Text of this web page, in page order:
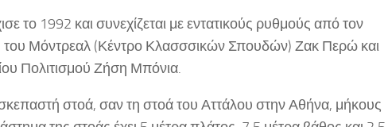
το 1992 και συνεχίζεται με εντατικούς ρυθμούς από τον
του Μόντρεαλ (Κέντρο Κλασσσικών Σπουδών) Ζακ Περώ και
Πολιτισμού Ζήση Μπόνια.
σκεπαστή στοά, σαν τη στοά του Αττάλου στην Αθήνα, μήκους